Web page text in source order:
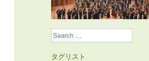
Search
タグリスト